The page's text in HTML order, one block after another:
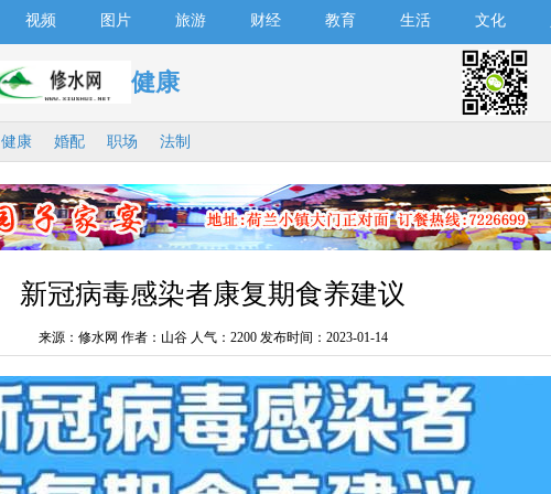
视频 图片 旅游 财经 教育 生活 文化
健康
健康 婚配 职场 法制
新冠病毒感染者康复期食养建议
来源：修水网 作者：山谷 人气： 2200 发布时间：2023-01-14